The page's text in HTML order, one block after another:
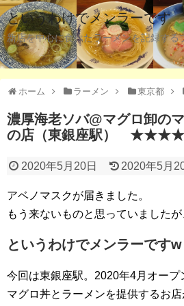
というわけでメンラーです
新店を中心に食べたラーメンを記録する
ホーム ラーメン 東京都
濃厚海老ソバ@マグロ卸の
の店（東銀座駅）
2020年5月20日 2020年5月
アベノマスクが届きました。
もう来ないものと思っていましたが
というわけでメンラーですw
今回は東銀座駅。2020年4月オープ
マグロ丼とラーメンを提供するお店